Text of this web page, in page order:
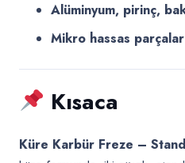
Alüminyum, pirinç,
Mikro hassas parçalar
Kısaca
Küre Karbür Freze –